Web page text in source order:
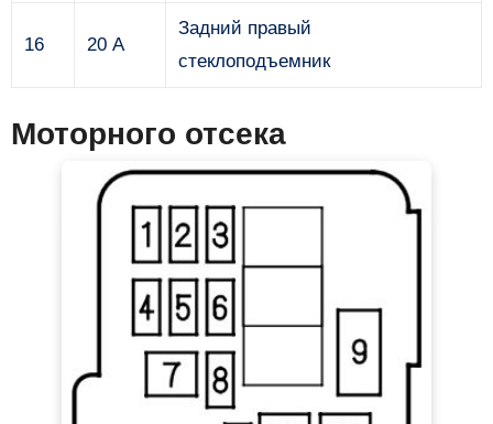
16 20 А
Задний правый
стеклоподъемник
Моторного отсека